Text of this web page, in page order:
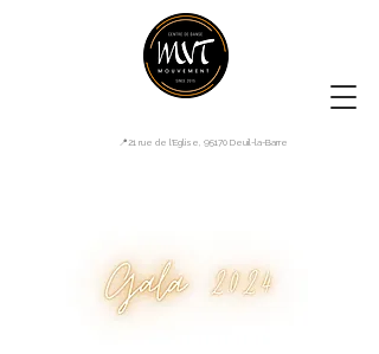
📍21 rue de l'Eglise, 95170 Deuil-la-Barre